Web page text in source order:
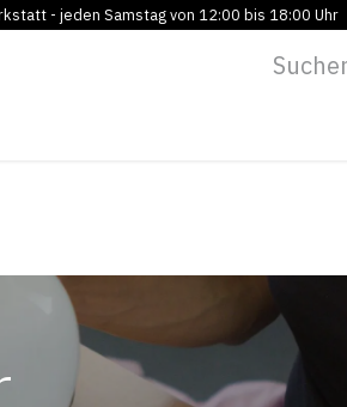
- jeden Samstag von 12:00 bis 18:00 Uhr